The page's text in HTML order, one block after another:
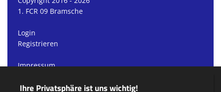
1. FCR 09 Bramsche
Login
Registrieren
Impressum